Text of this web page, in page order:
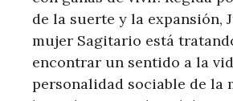
de la suerte y la expansión,
mujer Sagitario está
encontrar un sentido a la
personalidad sociable de la